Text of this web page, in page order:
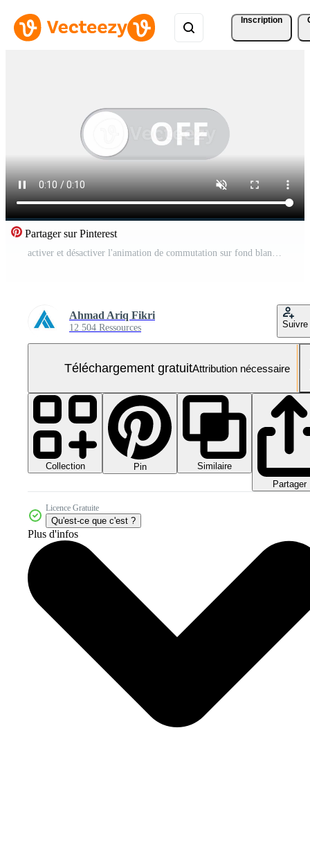
Inscription
Partager sur Pinterest
activer et désactiver l'animation de commutation sur fond blanc Vidéo Gratuite
Ahmad Ariq Fikri
12 504 Ressources Suivre
Téléchargement gratuitAttribution nécessaire
Collection Pin
Similaire
Partager
Licence Gratuite
Qu'est-ce que c'est ?
Plus d'infos